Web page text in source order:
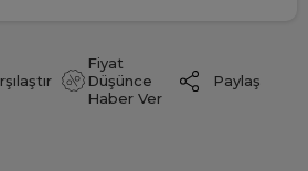
Fiyat
Düşünce
Haber Ver
Paylaş